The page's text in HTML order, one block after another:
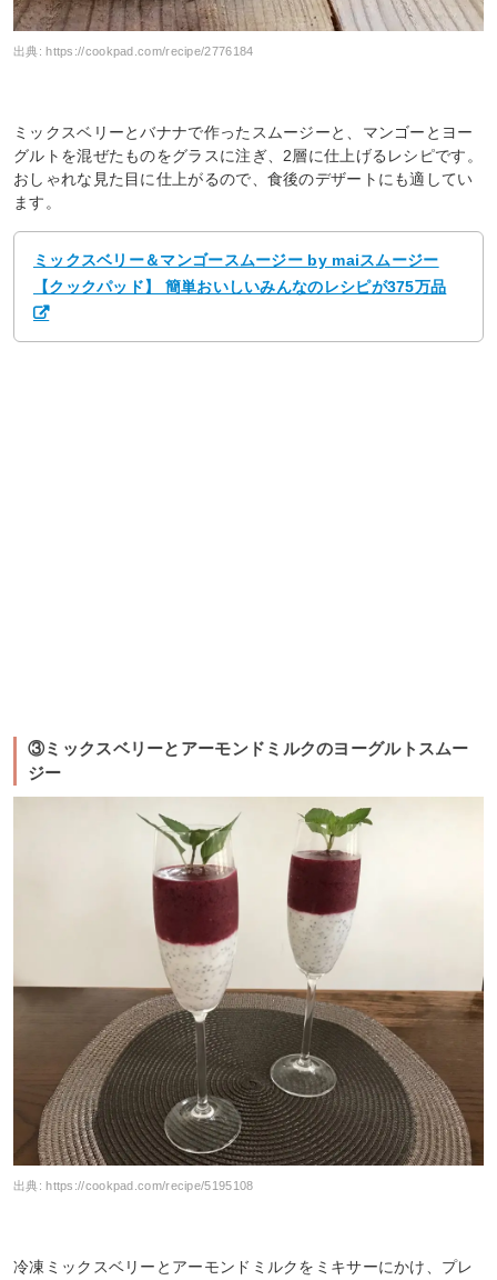
出典: https://cookpad.com/recipe/2776184
ミックスベリーとバナナで作ったスムージーと、マンゴーとヨー
グルトを混ぜたものをグラスに注ぎ、2層に仕上げるレシピです。
おしゃれな見た目に仕上がるので、食後のデザートにも適してい
ます。
ミックスベリー＆マンゴースムージー by maiスムージー
【クックパッド】 簡単おいしいみんなのレシピが375万品
③ミックスベリーとアーモンドミルクのヨーグルトスムー
ジー
出典:https://cookpad.com/recipe/5195108
冷凍ミックスベリーとアーモンドミルクをミキサーにかけ、プレ